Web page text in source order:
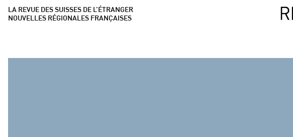
LA REVUE DES SUISSES DE L’ÉTRANGER
NOUVELLES RÉGIONALES FRANÇAISES